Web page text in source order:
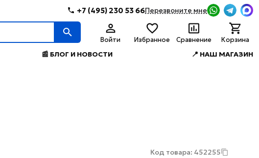
+7 (495) 230 53 66Перезвоните мне
Войти Избранное Сравнение Корзина
📰 БЛОГ И НОВОСТИ 📍 НАШ МАГАЗИН
Код товара: 452255